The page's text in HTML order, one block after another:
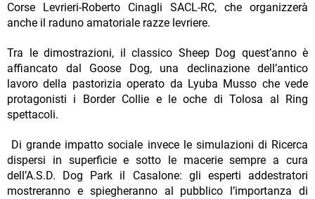
Corse Levrieri-Roberto Cinagli SACL-RC, che organizzerà
anche il raduno amatoriale razze levriere.
Tra le dimostrazioni, il classico Sheep Dog quest’anno è
affiancato dal Goose Dog, una declinazione dell’antico
lavoro della pastorizia operato da Lyuba Musso che vede
protagonisti i Border Collie e le oche di Tolosa al Ring
spettacoli.
Di grande impatto sociale invece le simulazioni di Ricerca
dispersi in superficie e sotto le macerie sempre a cura
dell’A.S.D. Dog Park il Casalone: gli esperti addestratori
mostreranno e spiegheranno al pubblico l’importanza di